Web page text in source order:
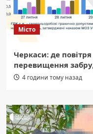
Місто
Черкаси: де
перевищення
4 години тому назад